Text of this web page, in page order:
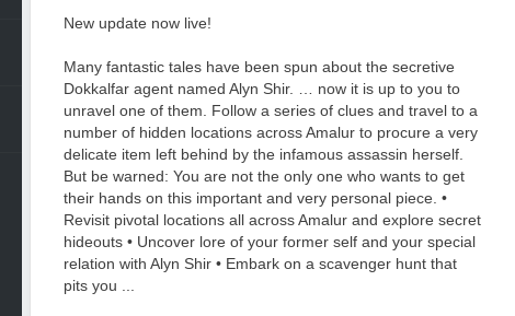
New update now live!
Many fantastic tales have been spun about the secretive
Dokkalfar agent named Alyn Shir. … now it is up to you to
unravel one of them. Follow a series of clues and travel to a
number of hidden locations across Amalur to procure a very
delicate item left behind by the infamous assassin herself.
But be warned: You are not the only one who wants to get
their hands on this important and very personal piece. •
Revisit pivotal locations all across Amalur and explore secret
hideouts • Uncover lore of your former self and your special
relation with Alyn Shir • Embark on a scavenger hunt that
pits you ...